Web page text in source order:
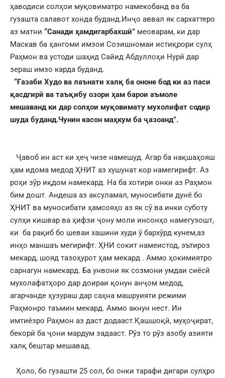
ҳаводиси солҳои муқовиматро намекобанд ва ба
гузашта салавот хонда буданд.Инҷо аввал як сархаттеро
аз матни “Санади ҳамдигарбахшӣ” меоварам, ки дар
Маскав ба ҳангоми имзои Созишномаи истиқрори сулҳ
Раҳмон ва устоди шаҳид Сайид Абдуллоҳи Нурӣ дар
зераш имзо карда буданд.
“Ғазаби Худо ва лаънати халқ ба ононе бод ки аз паси
қасдгирӣ ва таъқибу озори ҳам барои аъмоле
мешаванд ки дар солҳои муқовимату мухолифат содир
шуда буданд.Чунин касон маҳкум ба ҷазоанд”.
Ҷавоб ин аст ки ҳеҷ чизе намешуд. Агар ба нақшаҳояш
ҳам идома медод ҲНИТ аз хушунат кор намегирифт. Аз
роҳи зӯр иқдом намекард. На ба хотири онки аз Раҳмон
бим дошт. Андеша аз аксуламал, муносибати дунё бо
ҲНИТ ва муносибати ҳамсояҳо аз як сӯ ва инки суботу
сулҳи кишвар ва ҳифзи ҷону моли инсонҳо намегузошт,
ки ба рақиб бо шеваи хашини худи ӯ бархӯрд кунем,аз
инҳо маншаъ мегирифт. ҲНИ сокит намеистод, эътироз
мекард, шояд тазоҳурот ҳам мекард . Аммо ҳокимиятро
сарнагун намекард. Ба унвони як созмони умдаи сиёсӣ
мухолафатҳоро дар доираи қонун анҷом медод,
агарчанде ҳузураш дар саҳна машруияти режими
Раҳмонро таъмин мекард. Аммо акнун нест. Ин
имтиёзро Раҳмон аз даст додааст.Қашшоқӣ, муҳоҷират,
бекорӣ ба ҷони мардум задааст. Рӯз то рӯз азобу азияти
халқ бештар мешавад.
Ҳоло, бо гузашти 25 сол, бо онки тарафи дигари сулҳро